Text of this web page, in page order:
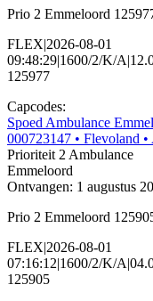
Prio 2 Emmeloord
FLEX|2026-08-01
09:48:29|1600/2/K/
125977
Capcodes:
Spoed Ambulance
000723147 • Flevoland
Prioriteit 2 Ambulance
Emmeloord
Ontvangen: 1 augustus
Prio 2 Emmeloord
FLEX|2026-08-01
07:16:12|1600/2/K/
125905